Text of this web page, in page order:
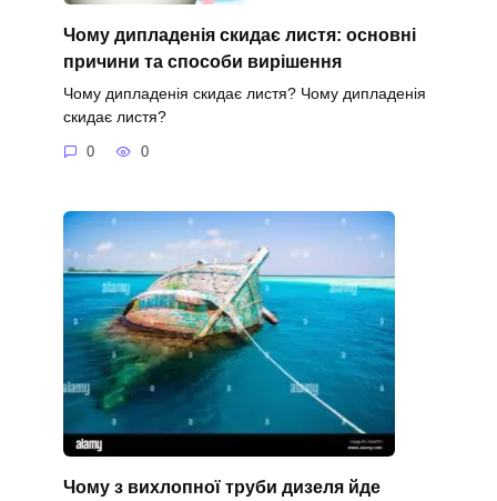
Чому дипладенія скидає листя: основні
причини та способи вирішення
Чому дипладенія скидає листя? Чому дипладенія
скидає листя?
0 0
Чому з вихлопної труби дизеля йде